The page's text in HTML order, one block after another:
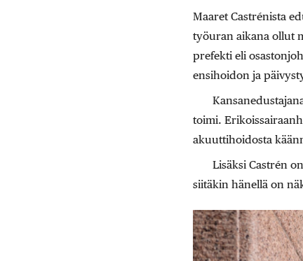
Maaret Castrénista
työuran aikana ollut
prefekti eli
ensihoidon ja
toimi.
akuuttihoidosta
Lisäksi Castrén
siitäkin hänellä on